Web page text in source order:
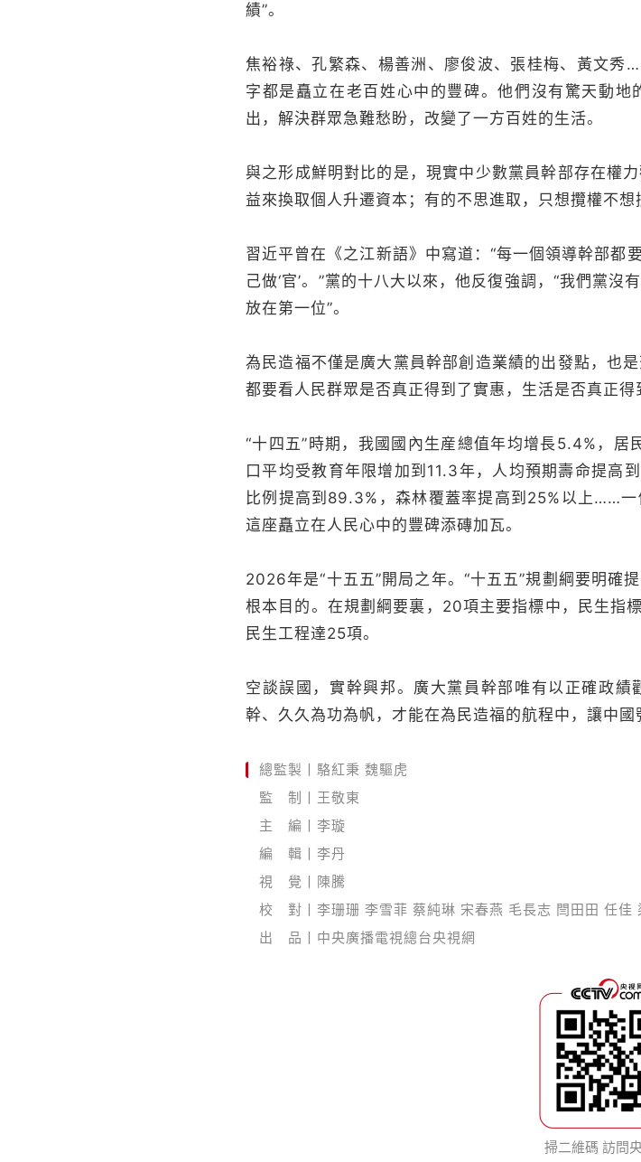
績”。
焦裕祿、孔繁森、楊善洲、廖俊波、張桂梅、黃文秀
字都是矗立在老百姓心中的豐碑。他們沒有驚天動
出，解決群眾急難愁盼，改變了一方百姓的生活。
與之形成鮮明對比的是，現實中少數黨員幹部存在權
益來換取個人升遷資本；有的不思進取，只想攬權不
習近平曾在《之江新語》中寫道：“每一個領導幹部都
己做‘官’。”黨的十八大以來，他反復強調，“我們黨
放在第一位”。
為民造福不僅是廣大黨員幹部創造業績的出發點，也
都要看人民群眾是否真正得到了實惠，生活是否真正得
“十四五”時期，我國國內生産總值年均增長5.4%，
口平均受教育年限增加到11.3年，人均預期壽命提高
比例提高到89.3%，森林覆蓋率提高到25%以上……
這座矗立在人民心中的豐碑添磚加瓦。
2026年是“十五五”開局之年。“十五五”規劃綱要明確
根本目的。在規劃綱要裏，20項主要指標中，民生指
民生工程達25項。
空談誤國，實幹興邦。廣大黨員幹部唯有以正確政
幹、久久為功為帆，才能在為民造福的航程中，讓中國
總監製丨駱紅秉 魏驅虎
監 制丨王敬東
主 編丨李璇
編 輯丨李丹
視 覺丨陳騰
校 對丨李珊珊 李雪菲 蔡純琳 宋春燕 毛長志 閆田田 任佳
出 品丨中央廣播電視總台央視網
掃二維碼 訪問